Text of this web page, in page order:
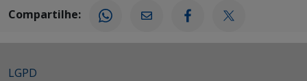
Compartilhe:
LGPD